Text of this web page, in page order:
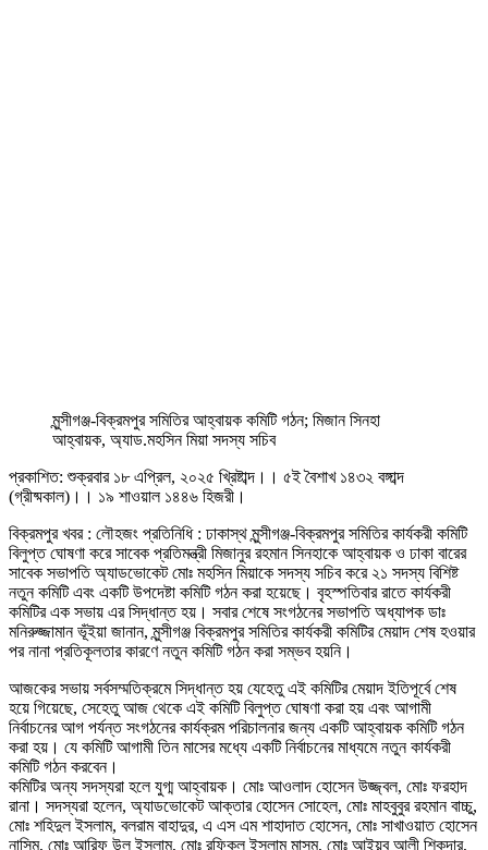
মুন্সীগঞ্জ-বিক্রমপুর সমিতির আহ্বায়ক কমিটি গঠন; মিজান সিনহা
আহ্বায়ক, অ্যাড.মহসিন মিয়া সদস্য সচিব
প্রকাশিত: শুক্রবার ১৮ এপ্রিল, ২০২৫ খ্রিষ্টাব্দ।। ৫ই বৈশাখ ১৪৩২ বঙ্গাব্দ
(গ্রীষ্মকাল)।। ১৯ শাওয়াল ১৪৪৬ হিজরী।
বিক্রমপুর খবর : লৌহজং প্রতিনিধি : ঢাকাস্থ মুন্সীগঞ্জ-বিক্রমপুর সমিতির কার্যকরী কমিটি
বিলুপ্ত ঘোষণা করে সাবেক প্রতিমন্ত্রী মিজানুর রহমান সিনহাকে আহ্বায়ক ও ঢাকা বারের
সাবেক সভাপতি অ্যাডভোকেট মোঃ মহসিন মিয়াকে সদস্য সচিব করে ২১ সদস্য বিশিষ্ট
নতুন কমিটি এবং একটি উপদেষ্টা কমিটি গঠন করা হয়েছে। বৃহস্পতিবার রাতে কার্যকরী
কমিটির এক সভায় এর সিদ্ধান্ত হয়। সবার শেষে সংগঠনের সভাপতি অধ্যাপক ডাঃ
মনিরুজ্জামান ভূঁইয়া জানান, মুন্সীগঞ্জ বিক্রমপুর সমিতির কার্যকরী কমিটির মেয়াদ শেষ হওয়ার
পর নানা প্রতিকূলতার কারণে নতুন কমিটি গঠন করা সম্ভব হয়নি।
আজকের সভায় সর্বসম্মতিক্রমে সিদ্ধান্ত হয় যেহেতু এই কমিটির মেয়াদ ইতিপূর্বে শেষ
হয়ে গিয়েছে, সেহেতু আজ থেকে এই কমিটি বিলুপ্ত ঘোষণা করা হয় এবং আগামী
নির্বাচনের আগ পর্যন্ত সংগঠনের কার্যক্রম পরিচালনার জন্য একটি আহ্বায়ক কমিটি গঠন
করা হয়। যে কমিটি আগামী তিন মাসের মধ্যে একটি নির্বাচনের মাধ্যমে নতুন কার্যকরী
কমিটি গঠন করবেন।
কমিটির অন্য সদস্যরা হলে যুগ্ম আহ্বায়ক। মোঃ আওলাদ হোসেন উজ্জ্বল, মোঃ ফরহাদ
রানা। সদস্যরা হলেন, অ্যাডভোকেট আক্তার হোসেন সোহেল, মোঃ মাহবুবুর রহমান বাচ্চু,
মোঃ শহিদুল ইসলাম, বলরাম বাহাদুর, এ এস এম শাহাদাত হোসেন, মোঃ সাখাওয়াত হোসেন
নাসিম, মোঃ আরিফ উল ইসলাম, মোঃ রফিকুল ইসলাম মাসুম, মোঃ আইয়ুব আলী শিকদার,